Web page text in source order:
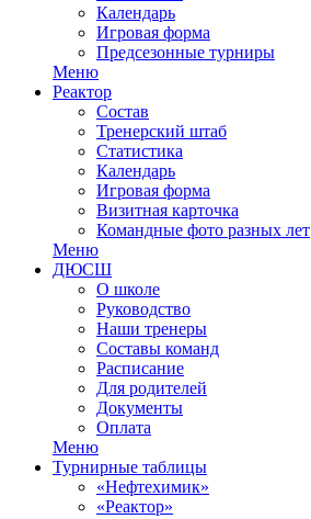
Календарь
Игровая форма
Предсезонные турниры
Меню
Реактор
Состав
Тренерский штаб
Статистика
Календарь
Игровая форма
Визитная карточка
Командные фото разных лет
Меню
ДЮСШ
О школе
Руководство
Наши тренеры
Составы команд
Расписание
Для родителей
Документы
Оплата
Меню
Турнирные таблицы
«Нефтехимик»
«Реактор»